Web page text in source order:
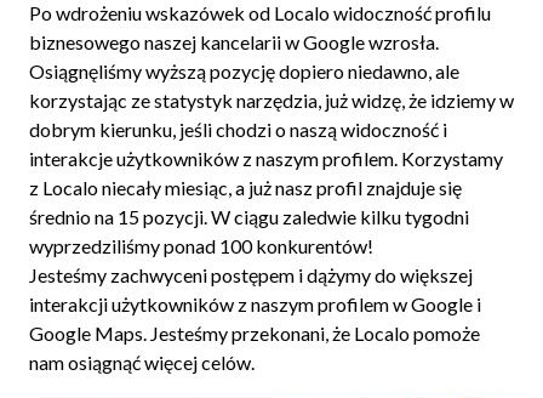
Po wdrożeniu wskazówek od Localo widoczność profilu
biznesowego naszej kancelarii w Google wzrosła.
Osiągnęliśmy wyższą pozycję dopiero niedawno, ale
korzystając ze statystyk narzędzia, już widzę, że idziemy w
dobrym kierunku, jeśli chodzi o naszą widoczność i
interakcje użytkowników z naszym profilem. Korzystamy
z Localo niecały miesiąc, a już nasz profil znajduje się
średnio na 15 pozycji. W ciągu zaledwie kilku tygodni
wyprzedziliśmy ponad 100 konkurentów!
Jesteśmy zachwyceni postępem i dążymy do większej
interakcji użytkowników z naszym profilem w Google i
Google Maps. Jesteśmy przekonani, że Localo pomoże
nam osiągnąć więcej celów.